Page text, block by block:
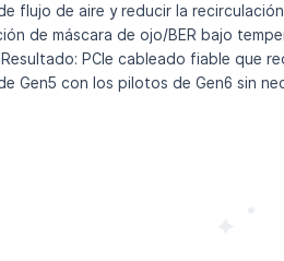
flujo de aire y reducir la
de máscara de ojo/BER bajo
PCIe cableado fiable que
Gen5 con los pilotos de Gen6 sin